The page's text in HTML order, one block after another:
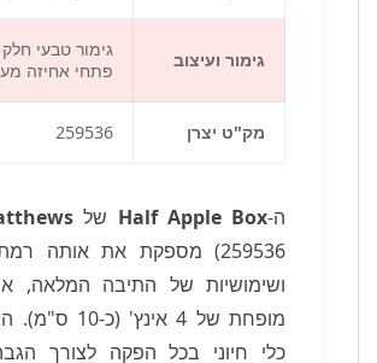
גימור ועיצוב
גימור טבעי חלק עם
פתחי אחיזה מעוגלים
259536
Half Apple BoxשלMatthews(דגם
259536) מספקת את אותה רמת אמינות
ושימושיות של התיבה המלאה, אך בגובה
מופחת של 4 אינץ' (כ-10 ס"מ). היא מהווה
כלי חיוני בכל הפקה לצורך הגבהת ציוד,